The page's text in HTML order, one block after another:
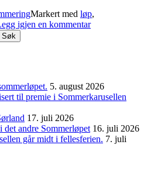
Markert med løp,
igjen en kommentar
5. august 2026
til premie i Sommerkarusellen
17. juli 2026
andre Sommerløpet 16. juli 2026
går midt i fellesferien. 7. juli